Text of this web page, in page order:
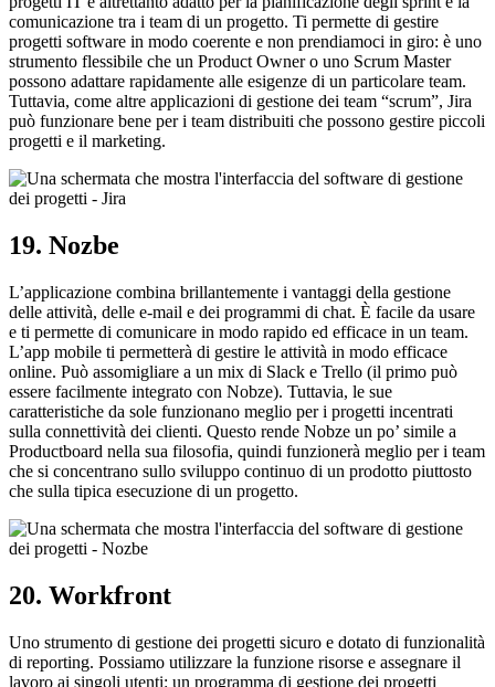
comunicazione tra i team di un progetto. Ti permette di gestire
progetti software in modo coerente e non prendiamoci in giro: è uno
strumento flessibile che un Product Owner o uno Scrum Master
possono adattare rapidamente alle esigenze di un particolare team.
Tuttavia, come altre applicazioni di gestione dei team “scrum”, Jira
può funzionare bene per i team distribuiti che possono gestire piccoli
progetti e il marketing.
19. Nozbe
L’applicazione combina brillantemente i vantaggi della gestione
delle attività, delle e-mail e dei programmi di chat. È facile da usare
e ti permette di comunicare in modo rapido ed efficace in un team.
L’app mobile ti permetterà di gestire le attività in modo efficace
online. Può assomigliare a un mix di Slack e Trello (il primo può
essere facilmente integrato con Nobze). Tuttavia, le sue
caratteristiche da sole funzionano meglio per i progetti incentrati
sulla connettività dei clienti. Questo rende Nobze un po’ simile a
Productboard nella sua filosofia, quindi funzionerà meglio per i team
che si concentrano sullo sviluppo continuo di un prodotto piuttosto
che sulla tipica esecuzione di un progetto.
20. Workfront
Uno strumento di gestione dei progetti sicuro e dotato di funzionalità
di reporting. Possiamo utilizzare la funzione risorse e assegnare il
lavoro ai singoli utenti: un programma di gestione dei progetti